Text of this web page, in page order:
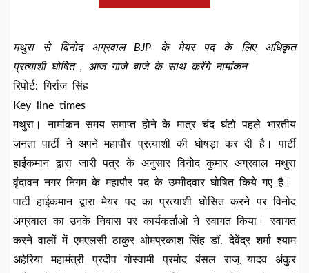
मथुरा से विनोद अग्रवाल BJP के मेयर पद के लिए अधिकृत
प्रत्याशी घोषित , आज गाजे बाजे के साथ करेंगे नामांकन
रिपोर्ट: गिर्राज सिंह
Key line times
मथुरा। नामांकन समय समाप्त होने के मात्र चंद घंटो पहले भारतीय
जनता पार्टी ने अपने महापौर प्रत्याशी की घोषड़ा कर दी है। पार्टी
हाईकमान द्वारा जारी पत्र के अनुसार विनोद कुमार अग्रवाल मथुरा
वृंदावन नगर निगम के महापौर पद के उम्मीदवार घोषित किये गए है।
पार्टी हाईकमान द्वारा मेयर पद का प्रत्याशी घोसित करने पर विनोद
अग्रवाल का उनके निवास पर कार्यकर्ताओ ने स्वागत किया। स्वागत
करने वालों में एमएलसी ठाकुर ओमप्रकाश सिंह डॉ. देवेंद्र शर्मा श्याम
अहेरिया महामंत्री प्रदीप गोस्वामी प्रमोद बंसल राजू यादव अंकुर